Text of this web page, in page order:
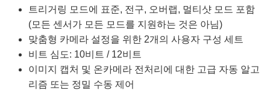
트리거링 모드에 표준, 전구, 오버랩, 멀티샷 모드 포함
(모든 센서가 모든 모드를 지원하는 것은 아님)
맞춤형 카메라 설정을 위한 2개의 사용자 구성 세트
비트 심도: 10비트 / 12비트
이미지 캡처 및 온카메라 전처리에 대한 고급 자동 알고
리즘 또는 정밀 수동 제어